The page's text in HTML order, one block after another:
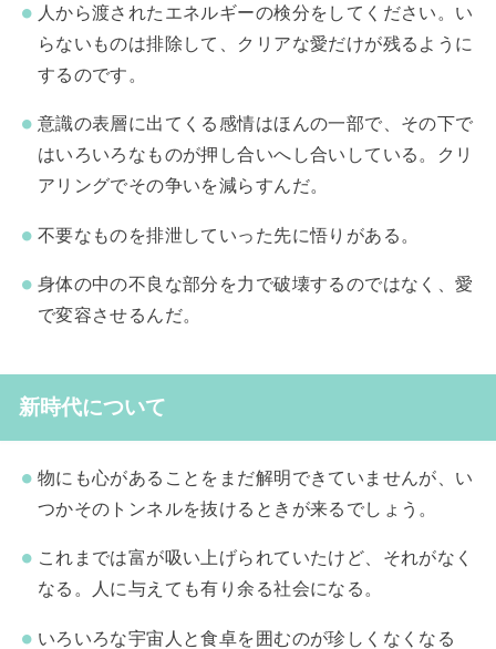
人から渡されたエネルギーの検分をしてください。い
らないものは排除して、クリアな愛だけが残るように
するのです。
意識の表層に出てくる感情はほんの一部で、その下で
はいろいろなものが押し合いへし合いしている。クリ
アリングでその争いを減らすんだ。
不要なものを排泄していった先に悟りがある。
身体の中の不良な部分を力で破壊するのではなく、愛
で変容させるんだ。
新時代について
物にも心があることをまだ解明できていませんが、い
つかそのトンネルを抜けるときが来るでしょう。
これまでは富が吸い上げられていたけど、それがなく
なる。人に与えても有り余る社会になる。
いろいろな宇宙人と食卓を囲むのが珍しくなくなる